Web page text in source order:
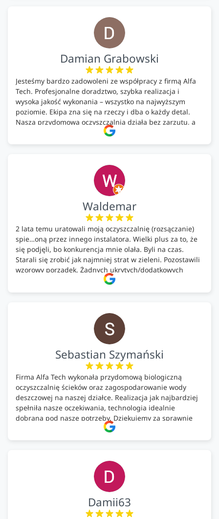
Damian Grabowski
Jesteśmy bardzo zadowoleni ze współpracy z firmą Alfa
Tech. Profesjonalne doradztwo, szybka realizacja i
wysoka jakość wykonania – wszystko na najwyższym
poziomie. Ekipa zna się na rzeczy i dba o każdy detal.
Nasza przydomowa oczyszczalnia działa bez zarzutu, a
całość została wykonana zgodnie z terminem i
ustaleniami. Z czystym sumieniem polecamy Alfa Tech
ekologicznych rozwiązań!🍀
Waldemar
2 lata temu uratowali moją oczyszczalnię (rozsączanie)
spie…oną przez innego instalatora. Wielki plus za to, że
się podjęli, bo konkurencja mnie olała. Byli na czas.
Starali się zrobić jak najmniej strat w zieleni. Pozostawili
wzorowy porządek. Żadnych ukrytych/dodatkowych
kosztów. Zaskoczenie. Kontakt bardzo OK. Obsługa
pomontażowa również OK. A ich środki do oczyszczalni –
Sebastian Szymański
Firma Alfa Tech wykonała przydomową biologiczną
oczyszczalnię ścieków oraz zagospodarowanie wody
deszczowej na naszej działce. Realizacja jak najbardziej
spełniła nasze oczekiwania, technologia idealnie
dobrana pod nasze potrzeby. Dziękujemy za sprawnie
wykonany montaż w świetnej atmosferze! Polecam!
Damii63